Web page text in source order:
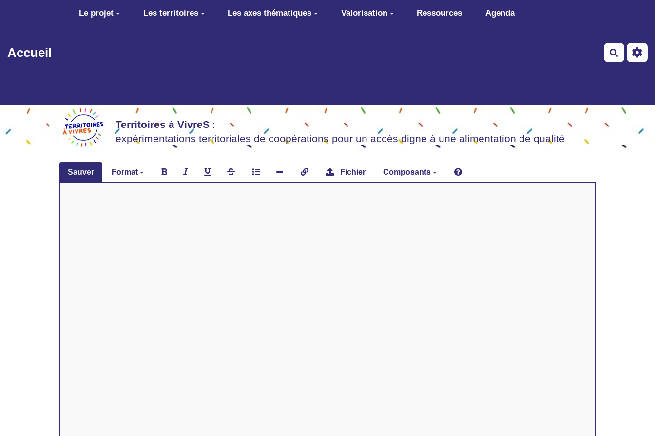
Aller au contenu principal
Accueil
Le projet Les territoires Les axes thématiques Valorisation Ressources Agenda
Territoires à VivreS :
expérimentations territoriales de coopérations pour un accès digne à une alimentation de qualité
Sauver Format Fichier Composants